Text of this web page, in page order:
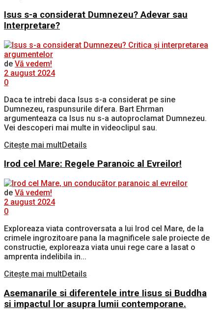
Isus s-a considerat Dumnezeu? Adevar sau
Interpretare?
de Vă vedem!
2 august 2024
0
Daca te intrebi daca Isus s-a considerat pe sine
Dumnezeu, raspunsurile difera. Bart Ehrman
argumenteaza ca Isus nu s-a autoproclamat Dumnezeu.
Vei descoperi mai multe in videoclipul sau.
Citește mai multDetails
Irod cel Mare: Regele Paranoic al Evreilor!
de Vă vedem!
2 august 2024
0
Exploreaza viata controversata a lui Irod cel Mare, de la
crimele ingrozitoare pana la magnificele sale proiecte de
constructie, exploreaza viata unui rege care a lasat o
amprenta indelibila in...
Citește mai multDetails
Asemanarile si diferentele intre Iisus si Buddha
si impactul lor asupra lumii contemporane.